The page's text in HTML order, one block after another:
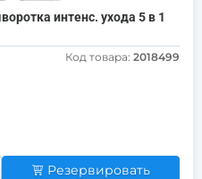
интенс. ухода 5 в 1
Код товара: 2018499
Резервировать